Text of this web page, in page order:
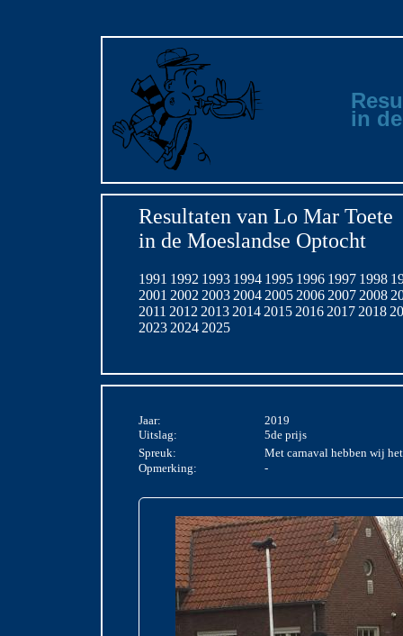
in
Resultaten van Lo Mar Toete
in de Moeslandse Optocht
1991 1992 1993 1994 1995 1996 1997 1998
2001 2002 2003 2004 2005 2006 2007 2008
2011 2012 2013 2014 2015 2016 2017 2018
2023 2024 2025
Jaar:
2019
Uitslag:
5de prijs
Spreuk:
Met carnaval hebben wij
Opmerking:
-